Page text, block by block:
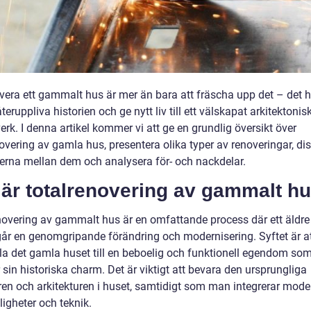
ett gammalt hus är mer än bara att fräscha upp det – det
historien och ge nytt liv till ett välskapat
I denna artikel kommer vi att ge en grundlig översikt över
av gamla hus, presentera olika typer av renoveringar,
mellan dem och analysera för- och nackdelar.
totalrenovering av gammalt
av gammalt hus är en omfattande process där ett
en genomgripande förändring och modernisering. Syftet är
det gamla huset till en beboelig och funktionell egendom
sin historiska charm. Det är viktigt att bevara den ursprungliga
och arkitekturen i huset, samtidigt som man integrerar
och teknik.